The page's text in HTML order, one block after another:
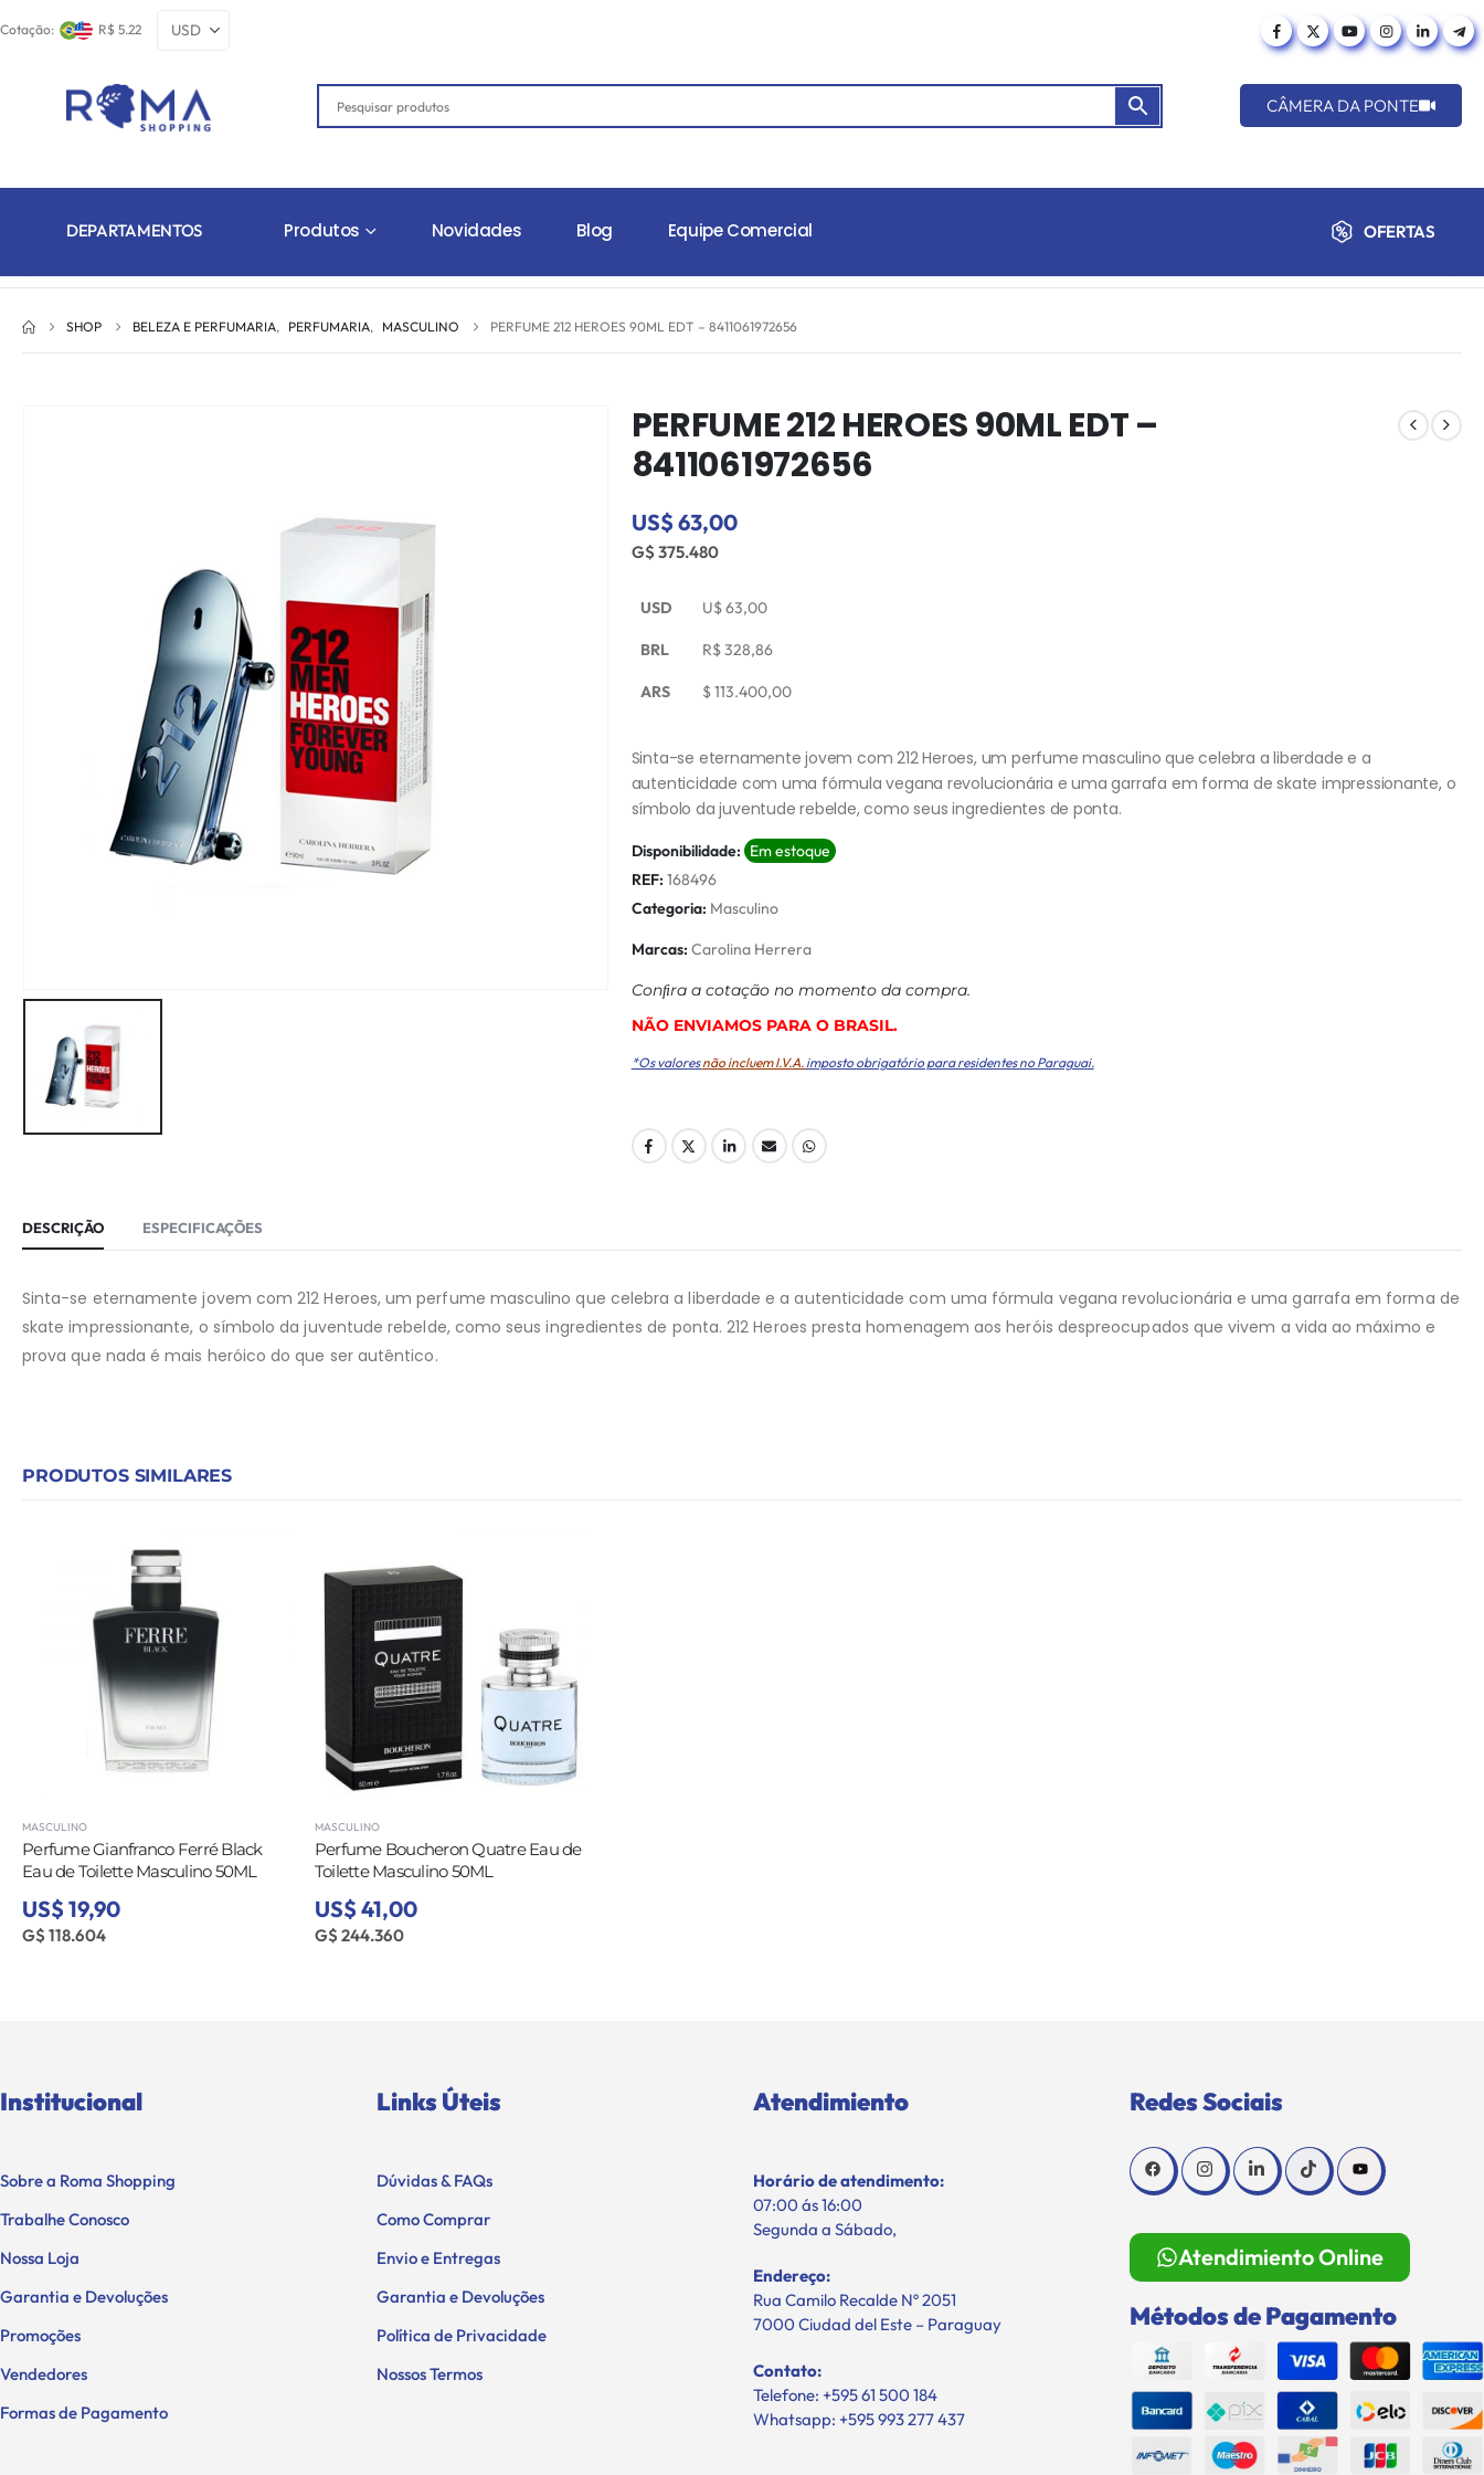
Cotação: R$ 5.22
CÂMERA DA PONTE
DEPARTAMENTOS Produtos Novidades Blog Equipe Comercial OFERTAS
SHOP BELEZA E PERFUMARIA, PERFUMARIA, MASCULINO PERFUME 212 HEROES 90ML EDT – 8411061972656
PERFUME 212 HEROES 90ML EDT –
8411061972656
US$ 63,00
G$ 375.480
USD U$63,00
BRL R$328,86
ARS $113.400,00
Sinta-se eternamente jovem com 212 Heroes, um perfume masculino que celebra a liberdade e a
autenticidade com uma fórmula vegana revolucionária e uma garrafa em forma de skate impressionante, o
símbolo da juventude rebelde, como seus ingredientes de ponta.
Disponibilidade: Em estoque
REF: 168496
Categoria: Masculino
Marcas: Carolina Herrera
Conﬁra a cotação no momento da compra.
NÃO ENVIAMOS PARA O BRASIL.
*Os valoresnão incluem I.V.A. imposto obrigatório para residentes no Paraguai.
DESCRIÇÃO ESPECIFICAÇÕES
Sinta-se eternamente jovem com 212 Heroes, um perfume masculino que celebra a liberdade e a autenticidade com uma fórmula vegana revolucionária e uma garrafa em forma de
skate impressionante, o símbolo da juventude rebelde, como seus ingredientes de ponta. 212 Heroes presta homenagem aos heróis despreocupados que vivem a vida ao máximo e
prova que nada é mais heróico do que ser autêntico.
PRODUTOS SIMILARES
MASCULINO
Perfume Gianfranco Ferré Black
Eau de Toilette Masculino 50ML
US$ 19,90
G$ 118.604
MASCULINO
Perfume Boucheron Quatre Eau de
Toilette Masculino 50ML
US$ 41,00
G$ 244.360
Institucional
Sobre a Roma Shopping
Trabalhe Conosco
Nossa Loja
Garantia e Devoluções
Promoções
Vendedores
Formas de Pagamento
Links Úteis
Dúvidas & FAQs
Como Comprar
Envio e Entregas
Garantia e Devoluções
Política de Privacidade
Nossos Termos
Atendimiento
Horário de atendimento:
07:00 ás 16:00
Segunda a Sábado,
Endereço:
Rua Camilo Recalde Nº 2051
7000 Ciudad del Este – Paraguay
Contato:
Telefone: +595 61 500 184
Whatsapp: +595 993 277 437
Redes Sociais
Atendimiento Online
Métodos de Pagamento